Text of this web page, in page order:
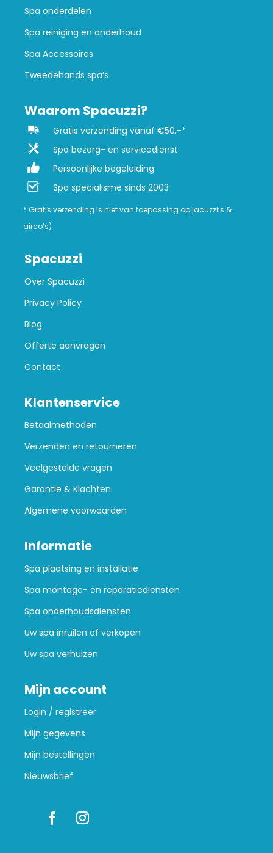
Spa onderdelen
Spa reiniging en onderhoud
Spa Accessoires
Tweedehands spa’s
Waarom Spacuzzi?
Gratis verzending vanaf €50,-*
Spa bezorg- en servicedienst
Persoonlijke begeleiding
Spa specialisme sinds 2003
* Gratis verzending is niet van toepassing op jacuzzi’s &
airco’s)
Spacuzzi
Over Spacuzzi
Privacy Policy
Blog
Offerte aanvragen
Contact
Klantenservice
Betaalmethoden
Verzenden en retourneren
Veelgestelde vragen
Garantie & Klachten
Algemene voorwaarden
Informatie
Spa plaatsing en installatie
Spa montage- en reparatiediensten
Spa onderhoudsdiensten
Uw spa inruilen of verkopen
Uw spa verhuizen
Mijn account
Login / registreer
Mijn gegevens
Mijn bestellingen
Nieuwsbrief